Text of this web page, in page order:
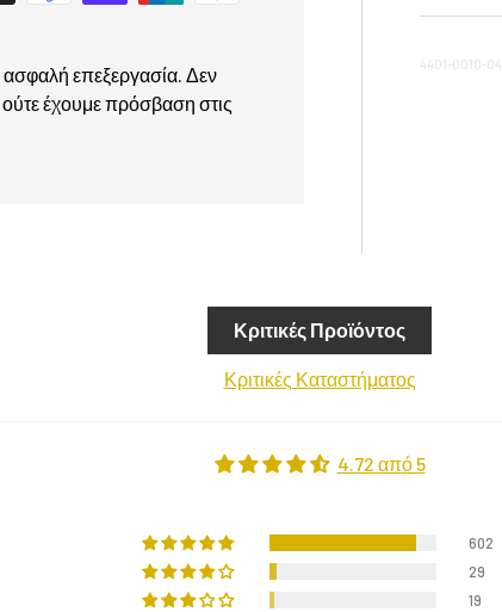
4401-0010-04
επεξεργασία. Δεν
έχουμε πρόσβαση στις
Κριτικές Προϊόντος
Κριτικές Καταστήματος
4.72 από 5
602
29
19